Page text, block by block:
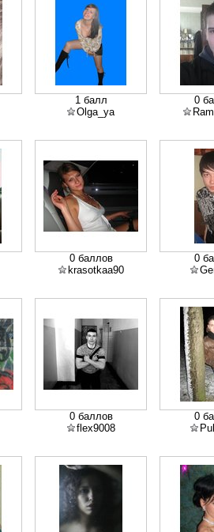
1 балл
Olga_ya
0
0 баллов
krasotkaa90
0
0 баллов
flex9008
0